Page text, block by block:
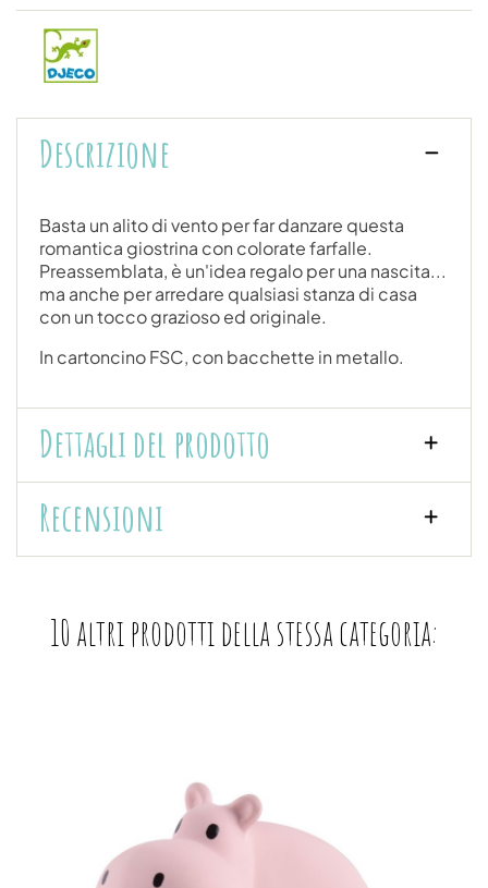
Descrizione
Basta un alito di vento per far danzare questa
romantica giostrina con colorate farfalle.
Preassemblata, è un'idea regalo per una nascita...
ma anche per arredare qualsiasi stanza di casa
con un tocco grazioso ed originale.
In cartoncino FSC, con bacchette in metallo.
Dettagli del prodotto
Recensioni
10 altri prodotti della stessa categoria: